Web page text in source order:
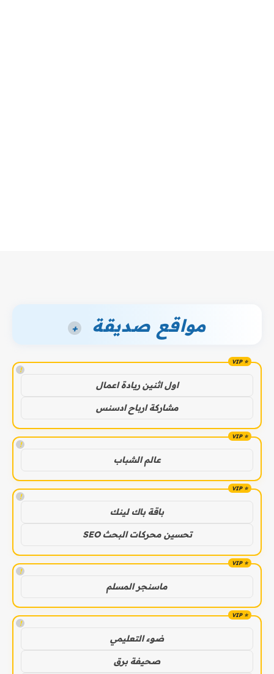
مواقع صديقة +
!
اول اثنين ريادة اعمال
مشاركة ارباح ادسنس
!
عالم الشباب
!
باقة باك لينك
تحسين محركات البحث SEO
!
ماسنجر المسلم
!
ضوء التعليمي
صحيفة برق